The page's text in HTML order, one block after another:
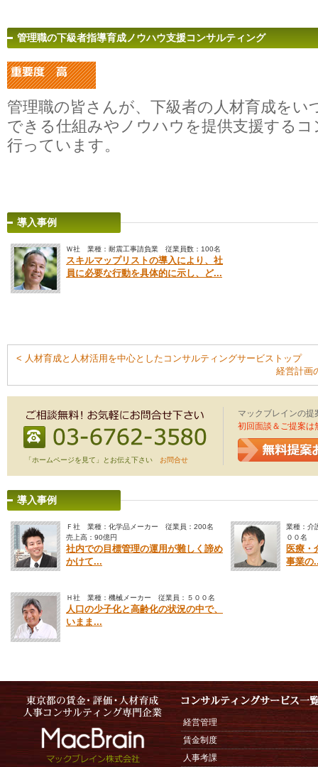
管理職の下級者指導育成ノウハウ支援コンサルティング
管理職の皆さんが、下級者の人材育成をい
できる仕組みやノウハウを提供支援する
行っています。
導入事例
Ｗ社 業種：耐震工事請負業 従業員数：100名
スキルマップリストの導入により、社
員に必要な行動を具体的に示し、ど...
< 人材育成と人材活用を中心としたコンサルティングサービストップ
経営計画
マックブレインの
初回面談＆ご提案は
「ホームページを見て」とお伝え下さい お問合せ
導入事例
Ｆ社 業種：化学品メーカー 従業員：200名
売上高：90億円
社内での目標管理の運用が難しく諦め
かけて...
業種：介
００名
医療・
事業の
Ｈ社 業種：機械メーカー 従業員：５００名
人口の少子化と高齢化の状況の中で、
いまま...
経営管理
賃金制度
人事考課